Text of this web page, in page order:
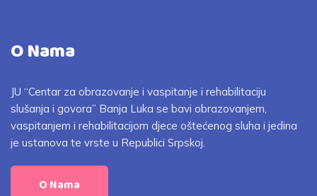
O Nama
JU “Centar za obrazovanje i vaspitanje i rehabilitaciju
slušanja i govora” Banja Luka se bavi obrazovanjem,
vaspitanjem i rehabilitacijom djece oštećenog sluha i jedina
je ustanova te vrste u Republici Srpskoj.
O Nama